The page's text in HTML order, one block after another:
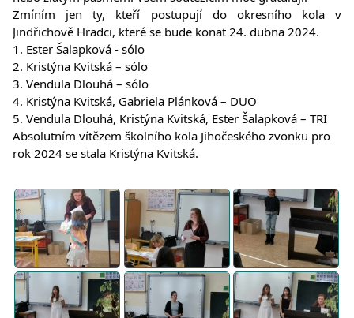
Zmíním jen ty, kteří postupují do okresního kola v
Jindřichově Hradci, které se bude konat 24. dubna 2024.
1. Ester Šalapková - sólo
2. Kristýna Kvitská – sólo
3. Vendula Dlouhá – sólo
4. Kristýna Kvitská, Gabriela Plánková – DUO
5. Vendula Dlouhá, Kristýna Kvitská, Ester Šalapková – TRI
Absolutním vítězem školního kola Jihočeského zvonku pro
rok 2024 se stala Kristýna Kvitská.